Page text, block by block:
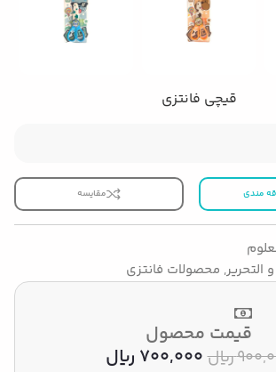
قیچی فانتزی
مندی مقایسه
التحریر, محصولات فانتزی
قیمت محصول
﷼700,000 ﷼